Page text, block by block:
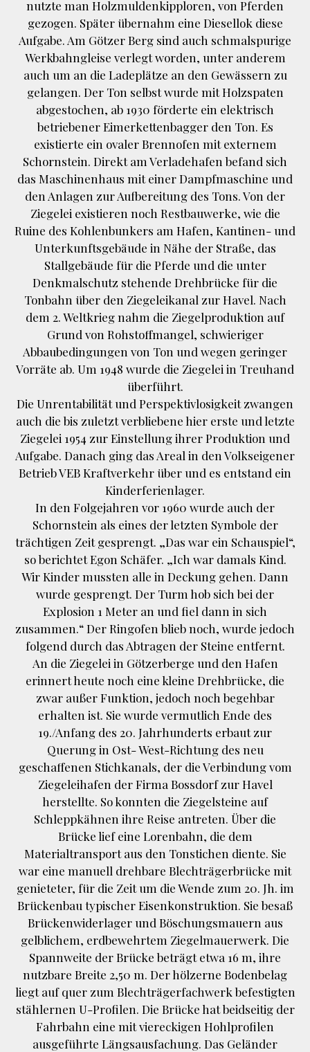
nutzte man Holzmuldenkipploren, von Pferden
gezogen. Später übernahm eine Diesellok diese
Aufgabe. Am Götzer Berg sind auch schmalspurige
Werkbahngleise verlegt worden, unter anderem
auch um an die Ladeplätze an den Gewässern zu
gelangen. Der Ton selbst wurde mit Holzspaten
abgestochen, ab 1930 förderte ein elektrisch
betriebener Eimerkettenbagger den Ton. Es
existierte ein ovaler Brennofen mit externem
Schornstein. Direkt am Verladehafen befand sich
das Maschinenhaus mit einer Dampfmaschine und
den Anlagen zur Aufbereitung des Tons. Von der
Ziegelei existieren noch Restbauwerke, wie die
Ruine des Kohlenbunkers am Hafen, Kantinen- und
Unterkunftsgebäude in Nähe der Straße, das
Stallgebäude für die Pferde und die unter
Denkmalschutz stehende Drehbrücke für die
Tonbahn über den Ziegeleikanal zur Havel. Nach
dem 2. Weltkrieg nahm die Ziegelproduktion auf
Grund von Rohstoffmangel, schwieriger
Abbaubedingungen von Ton und wegen geringer
Vorräte ab. Um 1948 wurde die Ziegelei in Treuhand
überführt.
Die Unrentabilität und Perspektivlosigkeit zwangen
auch die bis zuletzt verbliebene hier erste und letzte
Ziegelei 1954 zur Einstellung ihrer Produktion und
Aufgabe. Danach ging das Areal in den Volkseigener
Betrieb VEB Kraftverkehr über und es entstand ein
Kinderferienlager.
In den Folgejahren vor 1960 wurde auch der
Schornstein als eines der letzten Symbole der
trächtigen Zeit gesprengt. „Das war ein Schauspiel“,
so berichtet Egon Schäfer. „Ich war damals Kind.
Wir Kinder mussten alle in Deckung gehen. Dann
wurde gesprengt. Der Turm hob sich bei der
Explosion 1 Meter an und fiel dann in sich
zusammen.“ Der Ringofen blieb noch, wurde jedoch
folgend durch das Abtragen der Steine entfernt.
An die Ziegelei in Götzerberge und den Hafen
erinnert heute noch eine kleine Drehbrücke, die
zwar außer Funktion, jedoch noch begehbar
erhalten ist. Sie wurde vermutlich Ende des
19./Anfang des 20. Jahrhunderts erbaut zur
Querung in Ost- West-Richtung des neu
geschaffenen Stichkanals, der die Verbindung vom
Ziegeleihafen der Firma Bossdorf zur Havel
herstellte. So konnten die Ziegelsteine auf
Schleppkähnen ihre Reise antreten. Über die
Brücke lief eine Lorenbahn, die dem
Materialtransport aus den Tonstichen diente. Sie
war eine manuell drehbare Blechträgerbrücke mit
genieteter, für die Zeit um die Wende zum 20. Jh. im
Brückenbau typischer Eisenkonstruktion. Sie besaß
Brückenwiderlager und Böschungsmauern aus
gelblichem, erdbewehrtem Ziegelmauerwerk. Die
Spannweite der Brücke beträgt etwa 16 m, ihre
nutzbare Breite 2,50 m. Der hölzerne Bodenbelag
liegt auf quer zum Blechträgerfachwerk befestigten
stählernen U-Profilen. Die Brücke hat beidseitig der
Fahrbahn eine mit viereckigen Hohlprofilen
ausgeführte Längsausfachung. Das Geländer